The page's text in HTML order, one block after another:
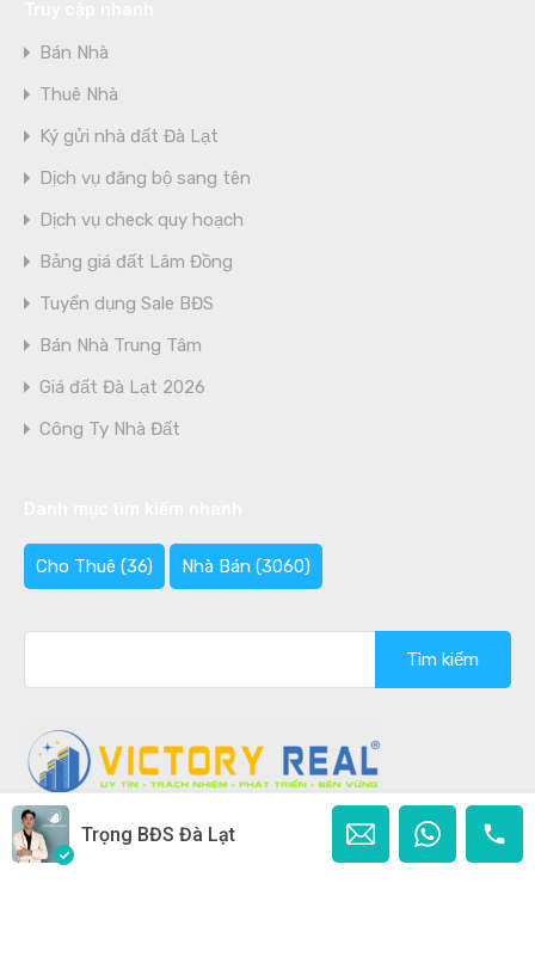
Bán Nhà
Thuê Nhà
Ký gửi nhà đất Đà Lạt
Dịch vụ đăng bộ sang tên
Dịch vụ check quy hoạch
Bảng giá đất Lâm Đồng
Tuyển dụng Sale BĐS
Bán Nhà Trung Tâm
Giá đất Đà Lạt 2026
Công Ty Nhà Đất
Cho Thuê (36) Nhà Bán (3060)
cho:
Copyright © 2020 - 2026 Bán nhà Đà Lạt Ghi rõ nguồn
Trọng BĐS Đà Lạt